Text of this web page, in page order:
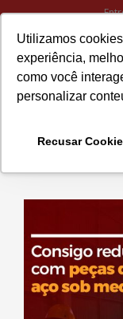
Utilizamos
experiência,
como você
personalizar
Recusar
Ir
para
conteúdo
Larger
Image